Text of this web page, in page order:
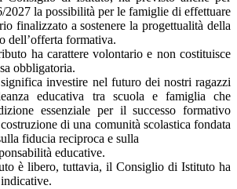
2027 la possibilità per le famiglie di effettuare
finalizzato a sostenere la progettualità della
dell’offerta formativa.
ha carattere volontario e non costituisce
obbligatoria.
investire nel futuro dei nostri ragazzi
educativa tra scuola e famiglia che
essenziale per il successo formativo
di una comunità scolastica fondata
fiducia reciproca e sulla
educative.
è libero, tuttavia, il Consiglio di Istituto ha